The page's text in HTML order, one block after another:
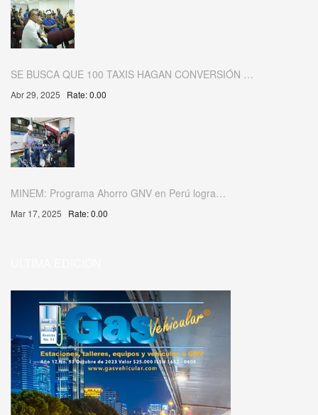
SE BUSCA QUE 100 TAXIS HAGAN CONVERSIÓN …
Abr 29, 2025 Rate: 0.00
MINEM: Programa Ahorro GNV en Perú logra…
Mar 17, 2025 Rate: 0.00